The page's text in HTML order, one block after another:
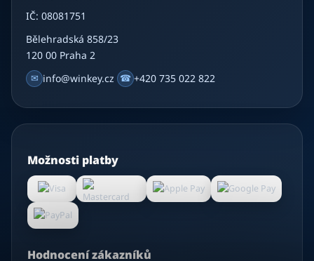
IČ: 08081751
Bělehradská 858/23
120 00 Praha 2
✉ info@winkey.cz ☎ +420 735 022 822
Možnosti platby
Hodnocení zákazníků